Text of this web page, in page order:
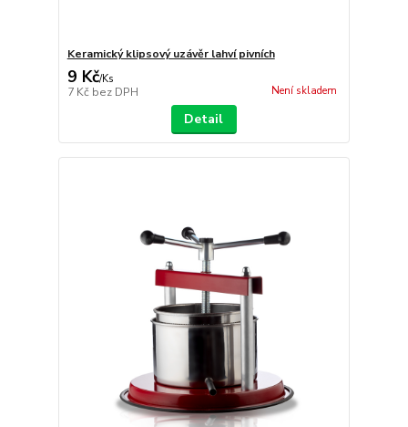
Keramický klipsový uzávěr lahví pivních
9 Kč/Ks
7 Kč bez DPH Není skladem
Detail